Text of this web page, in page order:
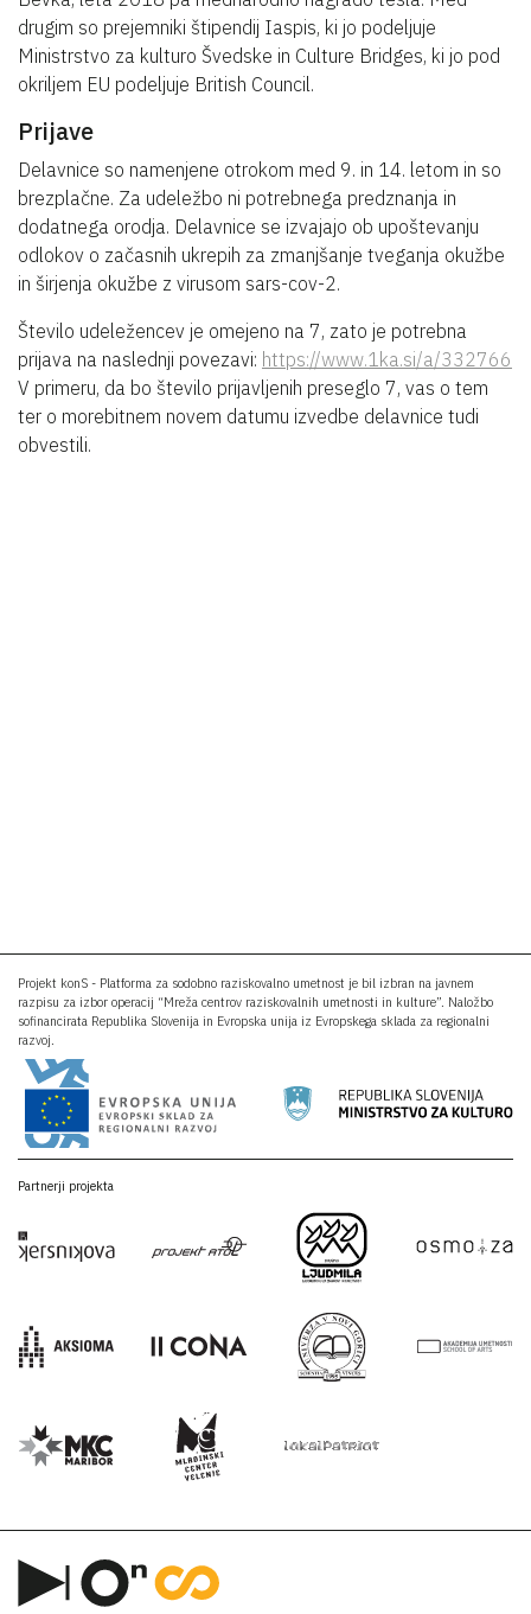
drugim so prejemniki štipendij Iaspis, ki jo podeljuje
Ministrstvo za kulturo Švedske in Culture Bridges, ki jo pod
okriljem EU podeljuje British Council.
Prijave
Delavnice so namenjene otrokom med 9. in 14. letom in so
brezplačne. Za udeležbo ni potrebnega predznanja in
dodatnega orodja. Delavnice se izvajajo ob upoštevanju
odlokov o začasnih ukrepih za zmanjšanje tveganja okužbe
in širjenja okužbe z virusom sars-cov-2.
Število udeležencev je omejeno na 7, zato je potrebna
prijava na naslednji povezavi: https://www.1ka.si/a/332766
V primeru, da bo število prijavljenih preseglo 7, vas o tem
ter o morebitnem novem datumu izvedbe delavnice tudi
obvestili.
Projekt konS - Platforma za sodobno raziskovalno umetnost je bil izbran na javnem
razpisu za izbor operacij “Mreža centrov raziskovalnih umetnosti in kulture”. Naložbo
sofinancirata Republika Slovenija in Evropska unija iz Evropskega sklada za regionalni
razvoj.
Partnerji projekta